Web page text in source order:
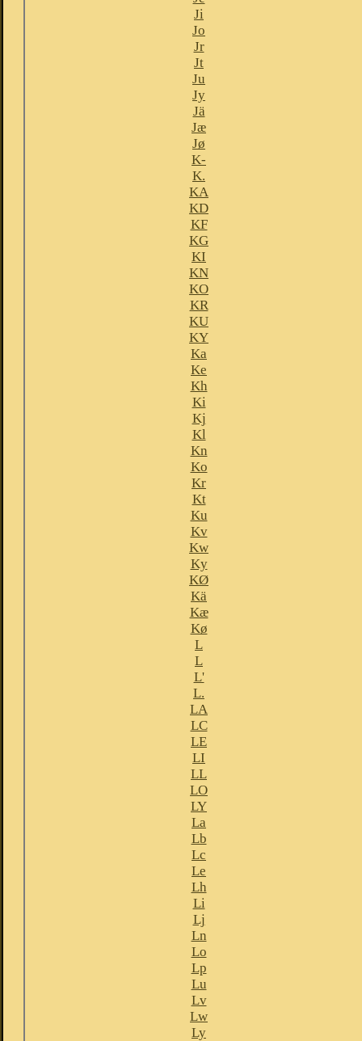
Ji
Jo
Jr
Jt
Ju
Jy
Jä
Jæ
Jø
K-
K.
KA
KD
KF
KG
KI
KN
KO
KR
KU
KY
Ka
Ke
Kh
Ki
Kj
Kl
Kn
Ko
Kr
Kt
Ku
Kv
Kw
Ky
KØ
Kä
Kæ
Kø
L
L
L'
L.
LA
LC
LE
LI
LL
LO
LY
La
Lb
Lc
Le
Lh
Li
Lj
Ln
Lo
Lp
Lu
Lv
Lw
Ly